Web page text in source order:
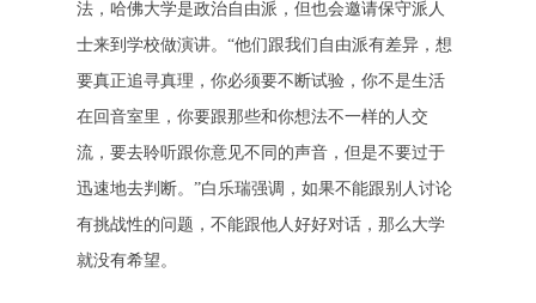
法，哈佛大学是政治自由派，但也会邀请保守派人
士来到学校做演讲。“他们跟我们自由派有差异，想
要真正追寻真理，你必须要不断试验，你不是生活
在回音室里，你要跟那些和你想法不一样的人交
流，要去聆听跟你意见不同的声音，但是不要过于
迅速地去判断。”白乐瑞强调，如果不能跟别人讨论
有挑战性的问题，不能跟他人好好对话，那么大学
就没有希望。